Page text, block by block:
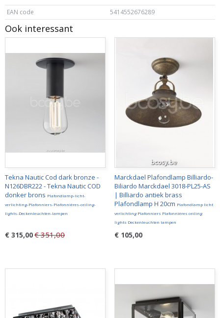
EAN code
5414552676289
Ook interessant
Tekna Nautic Cod dark bronze -
N126DBR222 - Tekna Nautic COD
donker brons Plafondlamp-licht-
verlichting-Plafonniers-Plafonnières-ceiling-
lights-Deckenleuchten-lampen
€ 315,00€ 351,00
Marckdael Plafondlamp Billiardo-
Biliardo Marckdael 3018-PL25-AS
| Billiardo antiek brass
Plafondlamp H 20cm Plafondlamp licht
verlichting Plafonniers Plafonnières ceiling
lights Deckenleuchten lampen
€ 105,00